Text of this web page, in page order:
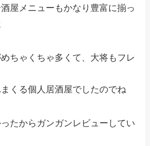
屋メニューもかなり豊富に揃っ
ちゃくちゃ多くて、大将もフレ
くる個人居酒屋でしたのでね
たからガンガンレビューしてい